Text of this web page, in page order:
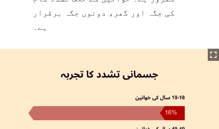
کی جگہ اور گھر، دونوں جگہ برقرار
ہے۔